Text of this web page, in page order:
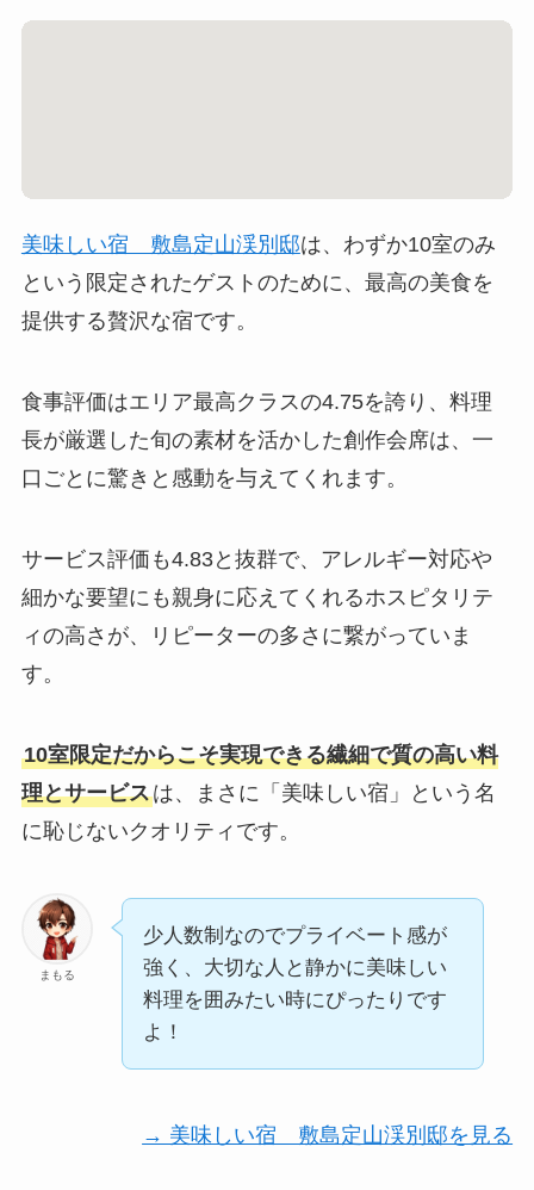
美味しい宿 敷島定山渓別邸は、わずか10室のみ
という限定されたゲストのために、最高の美食を
提供する贅沢な宿です。
食事評価はエリア最高クラスの4.75を誇り、料理
長が厳選した旬の素材を活かした創作会席は、一
口ごとに驚きと感動を与えてくれます。
サービス評価も4.83と抜群で、アレルギー対応や
細かな要望にも親身に応えてくれるホスピタリテ
ィの高さが、リピーターの多さに繋がっていま
す。
10室限定だからこそ実現できる繊細で質の高い料
理とサービスは、まさに「美味しい宿」という名
に恥じないクオリティです。
まもる
少人数制なのでプライベート感が
強く、大切な人と静かに美味しい
料理を囲みたい時にぴったりです
よ！
→ 美味しい宿 敷島定山渓別邸を見る